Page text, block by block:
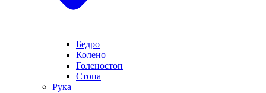
Бедро
Колено
Голеностоп
Стопа
Рука